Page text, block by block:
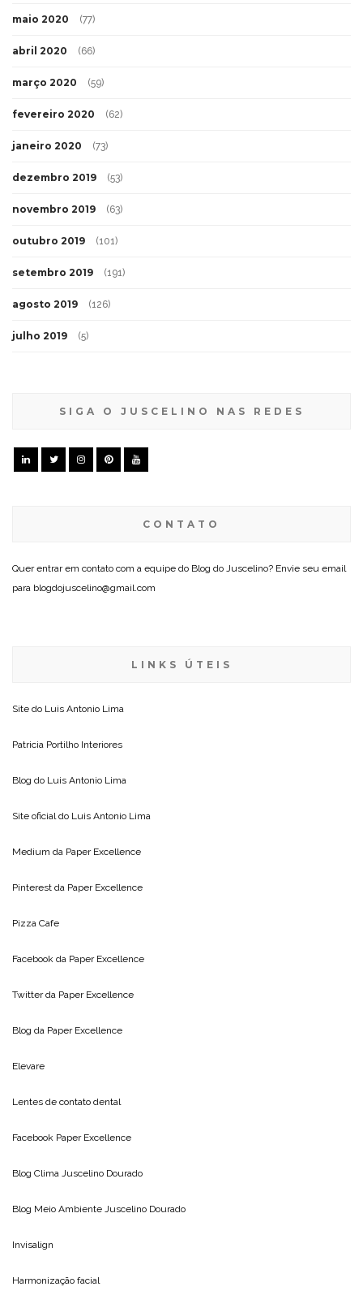
maio 2020 (77)
abril 2020 (66)
março 2020 (59)
fevereiro 2020 (62)
janeiro 2020 (73)
dezembro 2019 (53)
novembro 2019 (63)
outubro 2019 (101)
setembro 2019 (191)
agosto 2019 (126)
julho 2019 (5)
SIGA O JUSCELINO NAS REDES
CONTATO
Quer entrar em contato com a equipe do Blog do Juscelino? Envie seu email
para blogdojuscelino@gmail.com
LINKS ÚTEIS
Site do Luis Antonio Lima
Patricia Portilho Interiores
Blog do Luis Antonio Lima
Site oficial do Luis Antonio Lima
Medium da Paper Excellence
Pinterest da Paper Excellence
Pizza Cafe
Facebook da Paper Excellence
Twitter da Paper Excellence
Blog da Paper Excellence
Elevare
Lentes de contato dental
Facebook Paper Excellence
Blog Clima Juscelino Dourado
Blog Meio Ambiente Juscelino Dourado
Invisalign
Harmonização facial